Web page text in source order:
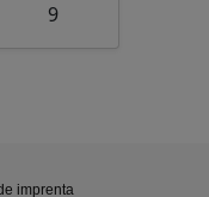
9
imprenta